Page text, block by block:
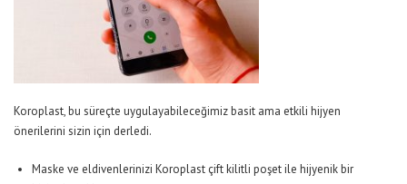
Koroplast, bu süreçte uygulayabileceğimiz basit ama etkili hijyen
önerilerini sizin için derledi.
Maske ve eldivenlerinizi Koroplast çift kilitli poşet ile hijyenik bir